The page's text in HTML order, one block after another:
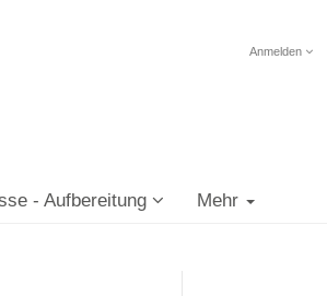
Anmelden
- Aufbereitung Mehr